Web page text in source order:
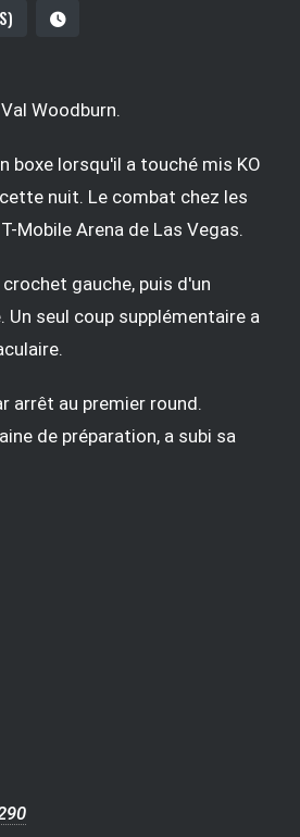
Woodburn.
boxe lorsqu'il a touché mis KO
nuit. Le combat chez les
Mobile Arena de Las Vegas.
gauche, puis d'un
seul coup supplémentaire a
arrêt au premier round.
de préparation, a subi sa